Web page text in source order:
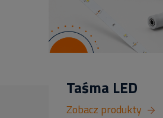
Taśma LED
Zobacz produkty